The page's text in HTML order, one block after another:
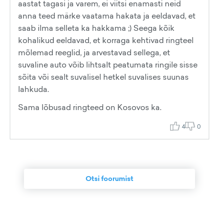
aastat tagasi ja varem, ei viitsi enamasti neid
anna teed märke vaatama hakata ja eeldavad, et
saab ilma selleta ka hakkama ;) Seega kõik
kohalikud eeldavad, et korraga kehtivad ringteel
mõlemad reeglid, ja arvestavad sellega, et
suvaline auto võib lihtsalt peatumata ringile sisse
sõita või sealt suvalisel hetkel suvalises suunas
lahkuda.
Sama lõbusad ringteed on Kosovos ka.
4 0
Otsi foorumist